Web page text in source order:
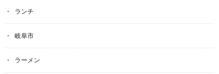
ランチ
岐阜市
ラーメン